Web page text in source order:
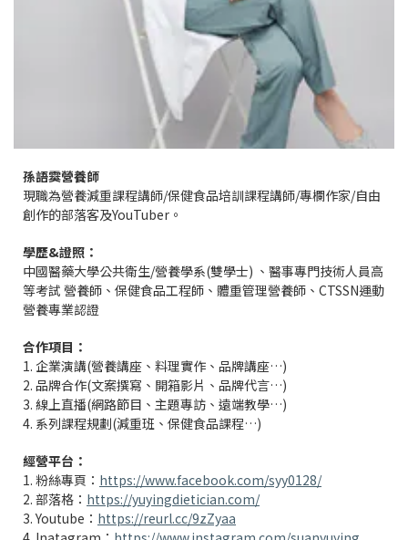
孫語霙營養師
現職為營養減重課程講師/保健食品培訓課程講師/專欄作家/自由
創作的部落客及YouTuber。
學歷&證照：
中國醫藥大學公共衛生/營養學系(雙學士) 、醫事專門技術人員高
等考試 營養師、保健食品工程師、體重管理營養師、CTSSN運動
營養專業認證
合作項目：
1. 企業演講(營養講座、料理實作、品牌講座…)
2. 品牌合作(文案撰寫、開箱影片、品牌代言…)
3. 線上直播(網路節目、主題專訪、遠端教學…)
4. 系列課程規劃(減重班、保健食品課程…)
經營平台：
1. 粉絲專頁： https://www.facebook.com/syy0128/
2. 部落格： https://yuyingdietician.com/
3. Youtube： https://reurl.cc/9zZyaa